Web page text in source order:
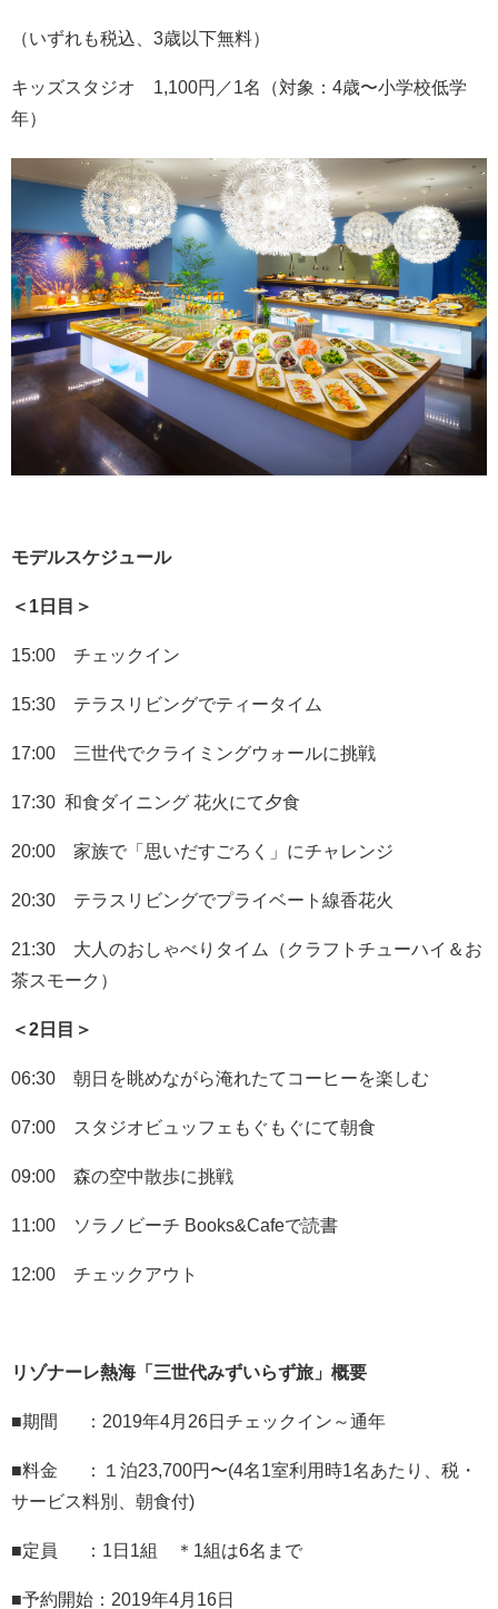
（いずれも税込、3歳以下無料）
キッズスタジオ 1,100円／1名（対象：4歳〜小学校低学
年）
モデルスケジュール
＜1日目＞
15:00 チェックイン
15:30 テラスリビングでティータイム
17:00 三世代でクライミングウォールに挑戦
17:30 和食ダイニング 花火にて夕食
20:00 家族で「思いだすごろく」にチャレンジ
20:30 テラスリビングでプライベート線香花火
21:30 大人のおしゃべりタイム（クラフトチューハイ＆お
茶スモーク）
＜2日目＞
06:30 朝日を眺めながら淹れたてコーヒーを楽しむ
07:00 スタジオビュッフェもぐもぐにて朝食
09:00 森の空中散歩に挑戦
11:00 ソラノビーチ Books&Cafeで読書
12:00 チェックアウト
リゾナーレ熱海「三世代みずいらず旅」概要
■期間 ：2019年4月26日チェックイン～通年
■料金 ：１泊23,700円〜(4名1室利用時1名あたり、税・
サービス料別、朝食付)
■定員 ：1日1組 ＊1組は6名まで
■予約開始：2019年4月16日